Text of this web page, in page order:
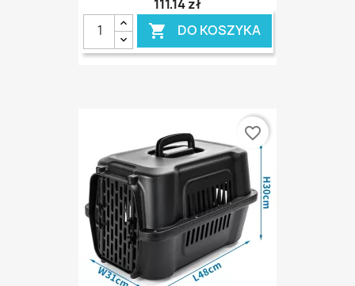
111,14 zł
 DO KOSZYKA
favorite_border